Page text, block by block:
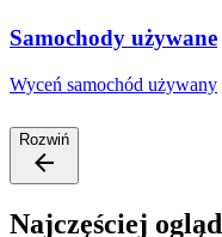
Samochody używane
Wyceń samochód używany
Rozwiń
Najczęściej